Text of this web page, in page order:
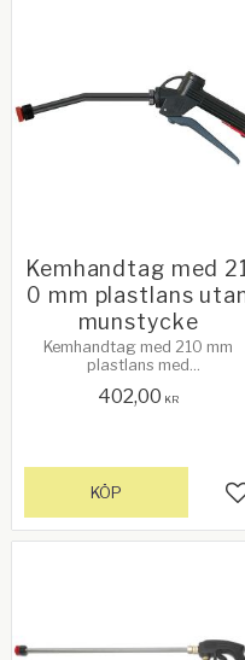
Kemhandtag med
0 mm plastlans
munstycke
Kemhandtag med 210 mm
plastlans med
Kemmunstycke tillkommer.
402,00 KR
KÖP